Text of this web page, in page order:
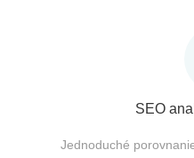
SEO
Jednoduché